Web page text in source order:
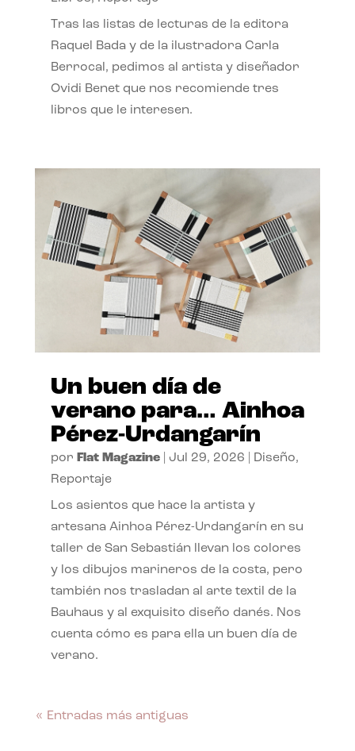
Tras las listas de lecturas de la editora
Raquel Bada y de la ilustradora Carla
Berrocal, pedimos al artista y diseñador
Ovidi Benet que nos recomiende tres
libros que le interesen.
Un buen día de
verano para… Ainhoa
Pérez-Urdangarín
por Flat Magazine| Jul 29, 2026 Diseño,
Reportaje
Los asientos que hace la artista y
artesana Ainhoa Pérez-Urdangarín en su
taller de San Sebastián llevan los colores
y los dibujos marineros de la costa, pero
también nos trasladan al arte textil de la
Bauhaus y al exquisito diseño danés. Nos
cuenta cómo es para ella un buen día de
verano.
« Entradas más antiguas